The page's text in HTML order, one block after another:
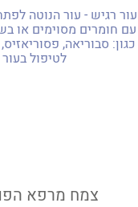
עור רגיש - עור הנוטה
עם חומרים מסוימים או
לטיפול
צמח מרפא